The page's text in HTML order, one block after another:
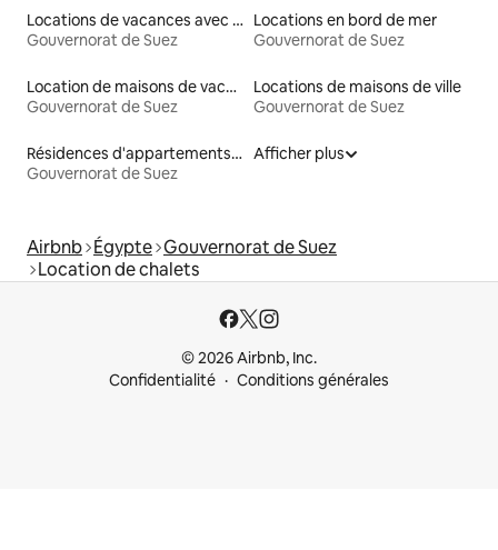
Locations de vacances avec piscine
Gouvernorat de Suez
Locations en bord de mer
Gouvernorat de Suez
Location de maisons de vacances
Gouvernorat de Suez
Locations de maisons de ville
Gouvernorat de Suez
Résidences d'appartements en location
Gouvernorat de Suez
Afficher plus
Airbnb Égypte Gouvernorat de Suez
Location de chalets
© 2026 Airbnb, Inc.
Confidentialité
Conditions générales